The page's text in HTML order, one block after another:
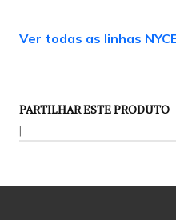
Ver todas as linhas
PARTILHAR ESTE PRODUTO
|